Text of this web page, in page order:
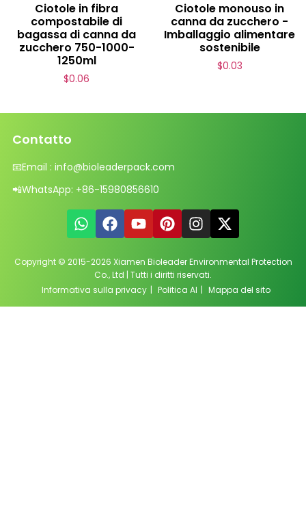
Ciotole in fibra
compostabile di
bagassa di canna da
zucchero 750-1000-
1250ml
$0.06
Ciotole monouso in
canna da zucchero -
Imballaggio alimentare
sostenibile
$0.03
Contatto
📧Email : info@bioleaderpack.com
📲WhatsApp: +86-15980856610
Copyright © 2015-2026 Xiamen Bioleader Environmental Protection
Co., Ltd | Tutti i diritti riservati.
Informativa sulla privacy | Politica AI | Mappa del sito